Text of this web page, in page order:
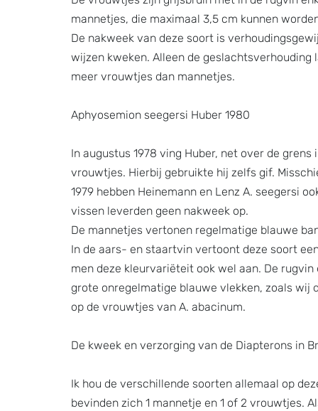
mannetjes, die maximaal 3,5 cm kunnen
De nakweek van deze soort is
wijzen kweken. Alleen de
meer vrouwtjes dan mannetjes.
Aphyosemion seegersi Huber 1980
In augustus 1978 ving Huber, net over de
vrouwtjes. Hierbij gebruikte hij zelfs gif.
1979 hebben Heinemann en Lenz A. seegersi
vissen leverden geen nakweek op.
De mannetjes vertonen regelmatige blauwe
In de aars- en staartvin vertoont deze soort
men deze kleurvariëteit ook wel aan. De
grote onregelmatige blauwe vlekken, zoals wij
op de vrouwtjes van A. abacinum.
De kweek en verzorging van de Diapterons in
Ik hou de verschillende soorten allemaal op
bevinden zich 1 mannetje en 1 of 2 vrouwtjes.